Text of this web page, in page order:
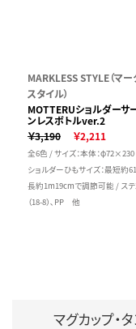
MARKLESS STYLE（マー
スタイル）
MOTTERUショルダーサ
ンレスボトルver.2
￥3,190
￥2,211
全6色 / サイズ：本体：φ72×230（
ショルダーひもサイズ：最短約
長約1m19cmで調節可能 / ステ
（18-8）､PP 他
マグカップ・